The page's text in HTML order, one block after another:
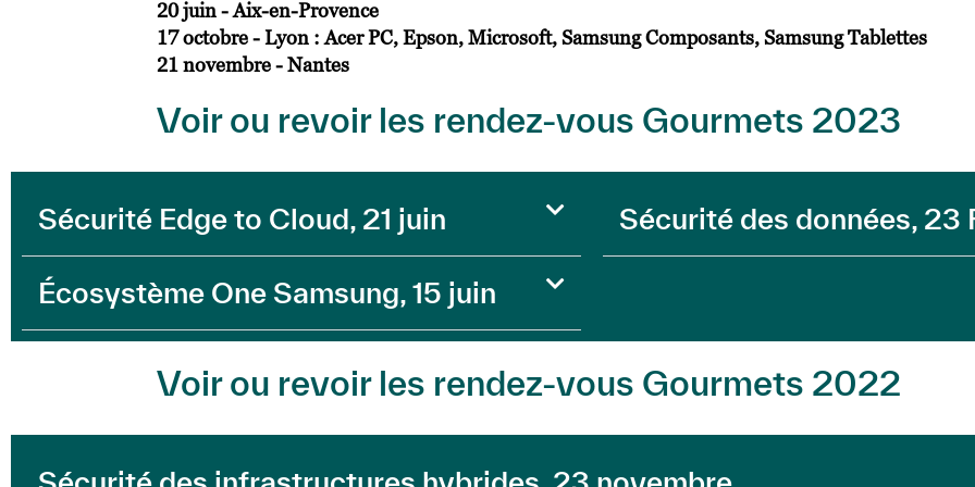
20 juin - Aix-en-Provence
17 octobre - Lyon : Acer PC, Epson, Microsoft, Samsung Composants, Samsung Tablettes
21 novembre - Nantes
Voir ou revoir les rendez-vous Gourmets 2023
Sécurité Edge to Cloud, 21 juin
Écosystème One Samsung, 15 juin
Sécurité des données, 23
Voir ou revoir les rendez-vous Gourmets 2022